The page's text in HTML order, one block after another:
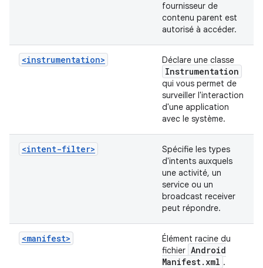
fournisseur de
contenu parent est
autorisé à accéder.
<instrumentation> Déclare une classe
Instrumentation
qui vous permet de
surveiller l'interaction
d'une application
avec le système.
<intent-filter>
Spécifie les types
d'intents auxquels
une activité, un
service ou un
broadcast receiver
peut répondre.
<manifest>
Élément racine du
fichier Android
Manifest. xml .